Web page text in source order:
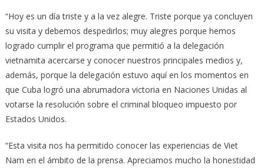
“Hoy es un día triste y a la vez alegre. Triste porque ya concluyen
su visita y debemos despedirlos; muy alegres porque hemos
logrado cumplir el programa que permitió a la delegación
vietnamita acercarse y conocer nuestros principales medios y,
además, porque la delegación estuvo aquí en los momentos en
que Cuba logró una abrumadora victoria en Naciones Unidas al
votarse la resolución sobre el criminal bloqueo impuesto por
Estados Unidos.
“Esta visita nos ha permitido conocer las experiencias de Viet
Nam en el ámbito de la prensa. Apreciamos mucho la honestidad